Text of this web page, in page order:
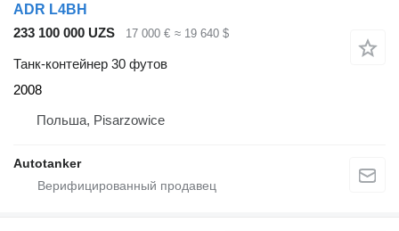
ADR L4BH
233 100 000 UZS
17 000 € ≈ 19 640 $
Танк-контейнер 30 футов
2008
Польша, Pisarzowice
Autotanker